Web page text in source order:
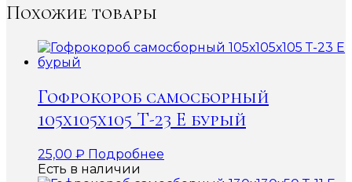
Похожие товары
Гофрокороб самосборный
105х105х105 Т-23 Е бурый
25,00 ₽ Подробнее
Есть в наличии